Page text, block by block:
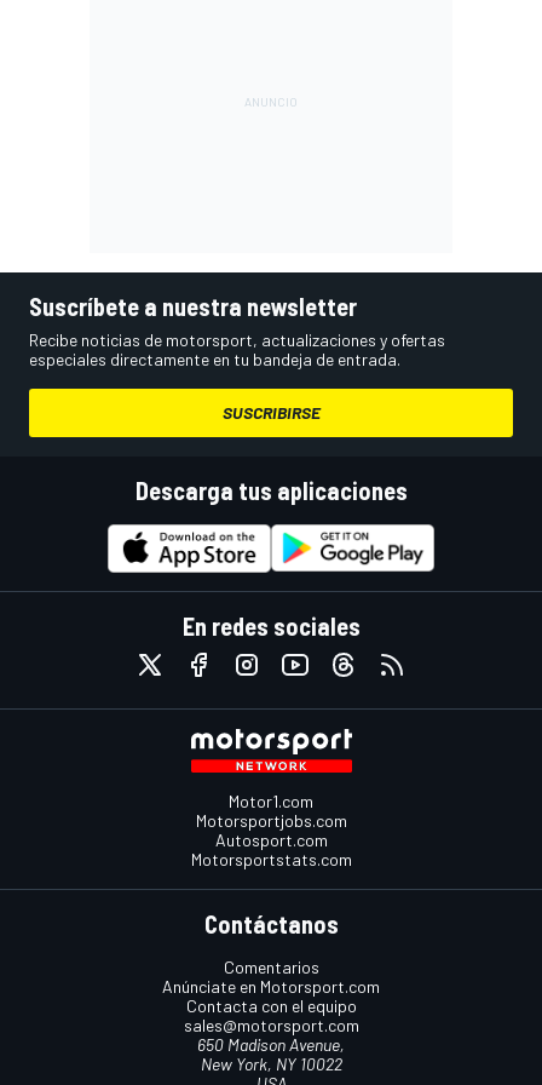
Suscríbete a nuestra newsletter
Recibe noticias de motorsport, actualizaciones y ofertas
especiales directamente en tu bandeja de entrada.
SUSCRIBIRSE
Descarga tus aplicaciones
En redes sociales
Motor1.com
Motorsportjobs.com
Autosport.com
Motorsportstats.com
Contáctanos
Comentarios
Anúnciate en Motorsport.com
Contacta con el equipo
sales@motorsport.com
650 Madison Avenue,
New York, NY 10022